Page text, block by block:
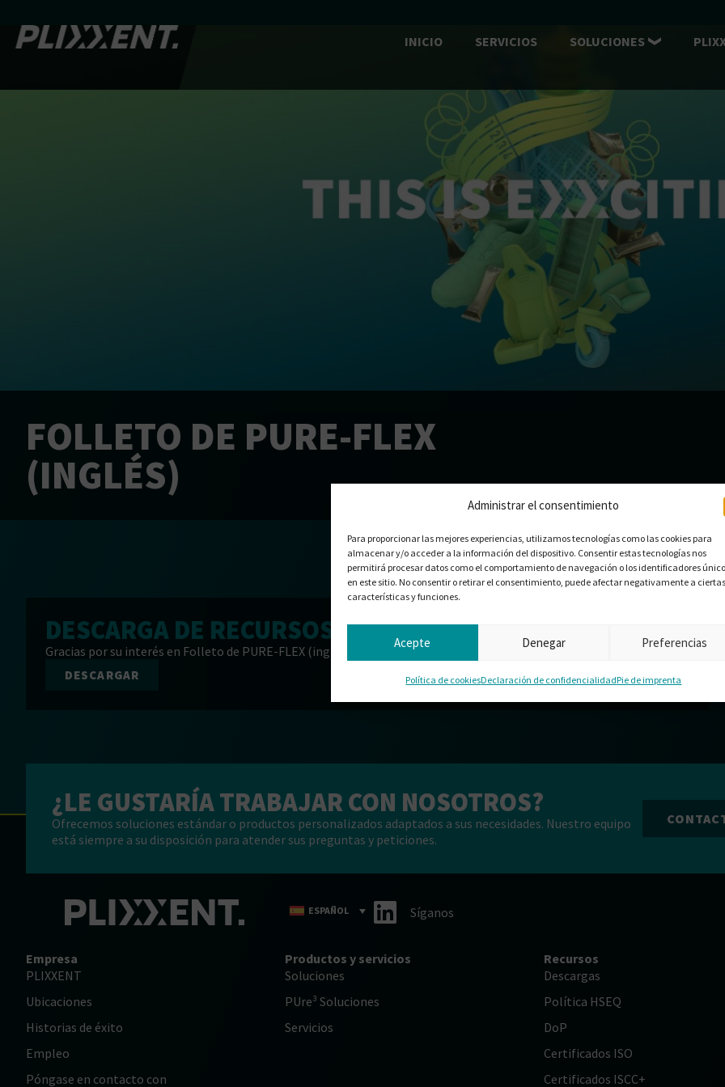
Administrar el consentimiento
Para proporcionar las mejores experiencias, utilizamos tecnologías como las cookies para
almacenar y/o acceder a la información del dispositivo. Consentir estas tecnologías nos
permitirá procesar datos como el comportamiento de navegación o los identificadores
en este sitio. No consentir o retirar el consentimiento, puede afectar negativamente a ciertas
características y funciones.
Acepte Denegar Preferencias
Política de cookiesDeclaración de confidencialidadPie de imprenta
INICIO SERVICIOS SOLUCIONES
FOLLETO DE PURE-FLEX
(INGLÉS)
DESCARGA DE RECURSOS
Gracias por su interés en Folleto de PURE-FLEX (inglés). Si su descarga aún no ha comenzado, haga clic en descargar.
DESCARGAR
¿LE GUSTARÍA TRABAJAR CON NOSOTROS?
Ofrecemos soluciones estándar o productos personalizados adaptados a sus necesidades. Nuestro equipo
está siempre a su disposición para atender sus preguntas y peticiones.
ESPAÑOL Síganos
Empresa
PLIXXENT
Ubicaciones
Historias de éxito
Empleo
Póngase en contacto con
Productos y servicios
Soluciones
PUre³ Soluciones
Servicios
Recursos
Descargas
Política HSEQ
DoP
Certificados ISO
Certificados ISCC+